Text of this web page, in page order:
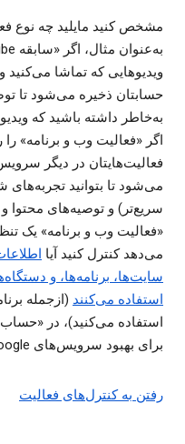
مشخص کنید مایلید چه نوع
ویدیوهایی که تماشا
حسابتان ذخیره می‌شود تا
به‌خاطر داشته باشید که
اگر «فعالیت وب و برنامه»
می‌شود تا بتوانید
سریع‌تر) و توصیه‌های محتوا و
«فعالیت وب و برنامه» یک
می‌دهد کنترل کنید آیا
استفاده می‌کنند
برای بهبود سرویس‌های Google استفاده شود یا نه.
رفتن به کنترل‌های فعالیت